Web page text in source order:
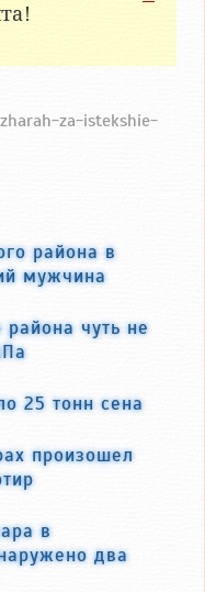
za-istekshie-
района в
мужчина
чуть не
25 тонн сена
произошел
в
два